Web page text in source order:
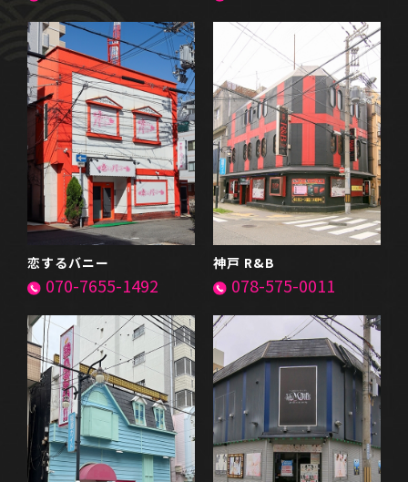
恋するバニー
070-7655-1492
神戸 R&B
078-575-0011